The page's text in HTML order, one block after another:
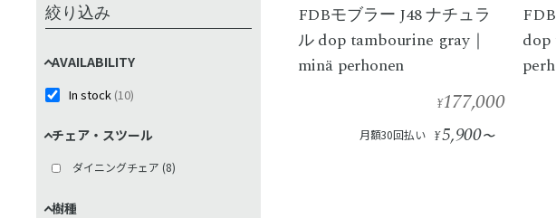
絞り込み
AVAILABILITY
In stock (10)
チェア・スツール
ダイニングチェア (8)
樹種
FDBモブラー J48 ナチュラ
ル dop tambourine gray｜
minä perhonen
¥177,000
月額30回払い ¥5,900〜
dop